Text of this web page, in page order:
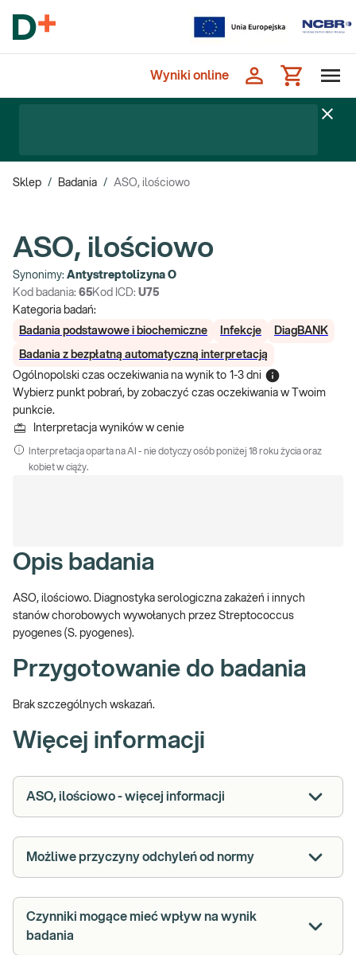
Wyniki online
Sklep / Badania / ASO, ilościowo
ASO, ilościowo
Synonimy: Antystreptolizyna O
Kod badania: 65Kod ICD: U75
Kategoria badań:
Badania podstawowe i biochemiczne
Infekcje DiagBANK
Badania z bezpłatną automatyczną interpretacją
Ogólnopolski czas oczekiwania na wynik to 1-3 dni
Wybierz punkt pobrań, by zobaczyć czas oczekiwania w Twoim
punkcie.
Interpretacja wyników w cenie
Interpretacja oparta na AI - nie dotyczy osób poniżej 18 roku życia oraz
kobiet w ciąży.
Opis badania
ASO, ilościowo. Diagnostyka serologiczna zakażeń i innych
stanów chorobowych wywołanych przez Streptococcus
pyogenes (S. pyogenes).
Przygotowanie do badania
Brak szczególnych wskazań.
Więcej informacji
ASO, ilościowo - więcej informacji
Możliwe przyczyny odchyleń od normy
Czynniki mogące mieć wpływ na wynik
badania